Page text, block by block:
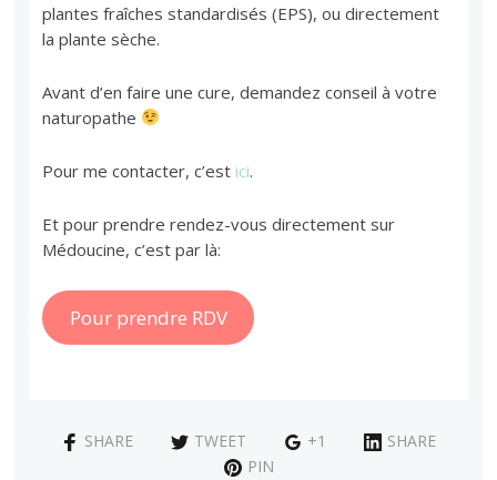
plantes fraîches standardisés (EPS), ou directement
la plante sèche.
Avant d’en faire une cure, demandez conseil à votre
naturopathe
Pour me contacter, c’est ici.
Et pour prendre rendez-vous directement sur
Médoucine, c’est par là:
Pour prendre RDV
SHARE TWEET +1
SHARE
PIN